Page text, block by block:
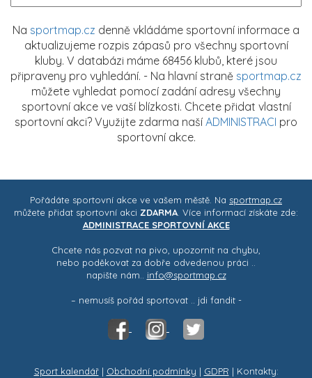
Na sportmap.cz denně vkládáme sportovní informace a
aktualizujeme rozpis zápasů pro všechny sportovní
kluby. V databázi máme 68456 klubů, které jsou
připraveny pro vyhledání. - Na hlavní straně sportmap.cz
můžete vyhledat pomocí zadání adresy všechny
sportovní akce ve vaší blízkosti. Chcete přidat vlastní
sportovní akci? Využijte zdarma naší ADMINISTRACI pro
sportovní akce.
Pořádáte sportovní akce ve vašem městě. Na sportmap.cz
můžete přidat sportovní akci ZDARMA . Více informací získáte zde:
ADMINISTRACE SPORTOVNÍ AKCE
Chcete nás pozvat na pivo, upozornit na chybu,
nebo poděkovat za dobře odvedenou práci ..
napište nám.. info@sportmap.cz
– nemusíš pořád sportovat .. jdi fandit -
Sport kalendář| Obchodní podmínky | GDPR | Kontakty: